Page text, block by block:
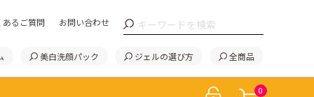
あるご質問 お問い合わせ
美白洗顔パック ジェルの選び方 全商品
0